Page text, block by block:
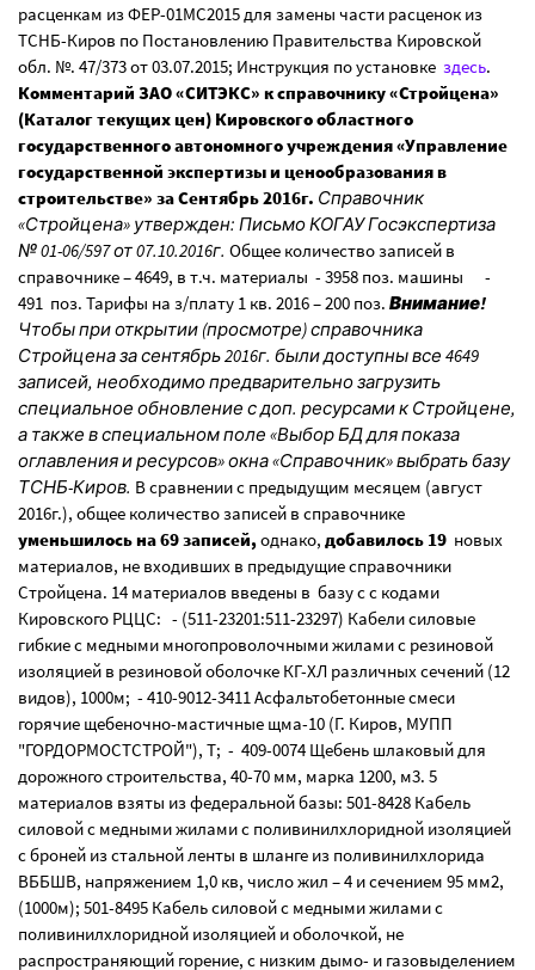
расценкам из ФЕР-01МС2015 для замены части расценок из
ТСНБ-Киров по Постановлению Правительства Кировской
обл. №. 47/373 от 03.07.2015; Инструкция по установке здесь.
Комментарий ЗАО «СИТЭКС» к справочнику «Стройцена»
(Каталог текущих цен) Кировского областного
государственного автономного учреждения «Управление
государственной экспертизы и ценообразования в
строительстве» за Сентябрь 2016г. Справочник
«Стройцена» утвержден: Письмо КОГАУ Госэкспертиза
№ 01-06/597 от 07.10.2016г. Общее количество записей в
справочнике – 4649, в т.ч. материалы - 3958 поз. машины -
491 поз. Тарифы на з/плату 1 кв. 2016 – 200 поз. Внимание!
Чтобы при открытии (просмотре) справочника
Стройцена за сентябрь 2016г. были доступны все 4649
записей, необходимо предварительно загрузить
специальное обновление с доп. ресурсами к Стройцене,
а также в специальном поле «Выбор БД для показа
оглавления и ресурсов» окна «Справочник» выбрать базу
ТСНБ-Киров. В сравнении с предыдущим месяцем (август
2016г.), общее количество записей в справочнике
уменьшилось на 69 записей, однако, добавилось 19 новых
материалов, не входивших в предыдущие справочники
Стройцена. 14 материалов введены в базу с с кодами
Кировского РЦЦС: - (511-23201:511-23297) Кабели силовые
гибкие с медными многопроволочными жилами с резиновой
изоляцией в резиновой оболочке КГ-ХЛ различных сечений (12
видов), 1000м; - 410-9012-3411 Асфальтобетонные смеси
горячие щебеночно-мастичные щма-10 (Г. Киров, МУПП
"ГОРДОРМОСТСТРОЙ"), Т; - 409-0074 Щебень шлаковый для
дорожного строительства, 40-70 мм, марка 1200, м3. 5
материалов взяты из федеральной базы: 501-8428 Кабель
силовой с медными жилами с поливинилхлоридной изоляцией
с броней из стальной ленты в шланге из поливинилхлорида
ВББШВ, напряжением 1,0 кв, число жил – 4 и сечением 95 мм2,
(1000м); 501-8495 Кабель силовой с медными жилами с
поливинилхлоридной изоляцией и оболочкой, не
распространяющий горение, с низким дымо- и газовыделением